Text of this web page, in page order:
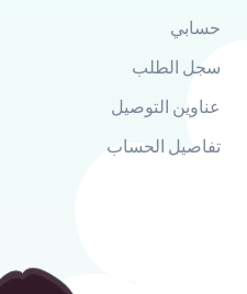
حسابي
سجل الطلب
عناوين التوصيل
تفاصيل الحساب